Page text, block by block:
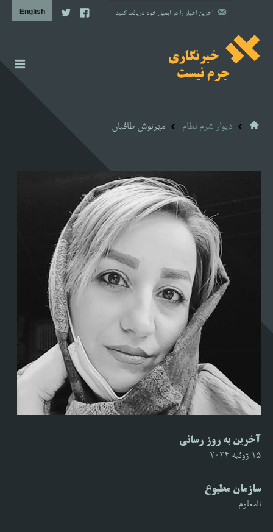
مشاوره حقوقی
مشاوره روانشناسی
آن سوی خبر
تصویری
دیوار شرم نظام مهرنوش طافیان
آخرین به روز رسانی
15 ژوئیه 2024
سازمان مطبوع
نامعلوم